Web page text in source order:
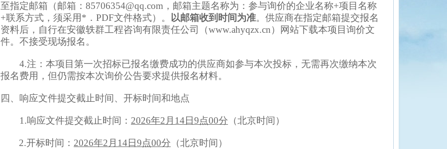
至指定邮箱（邮箱： 85706354@qq.com ，邮箱主题名称为：参与询价的企业名称+项目名称
+联系方式，须采用*．PDF文件格式）。
以邮箱收到时间为准。供应商在指定邮箱提交报名
资料后，自行在安徽轶群工程咨询有限责任公司（www.ahyqzx.cn）网站下载本项目询价文
件。不接受现场报名。
4.注：本项目第一次招标已报名缴费成功的供应商如参与本次投标，无需再次缴纳本次
报名费用，但仍需按本次询价公告要求提供报名材料。
四、 响应文件提交截止时间、开标时间和地点
1.响应文件提交截止时间： 2026年2月14日9点00分 （北京时间）
2.开标时间： 2026年2月14日9点00分 （北京时间）